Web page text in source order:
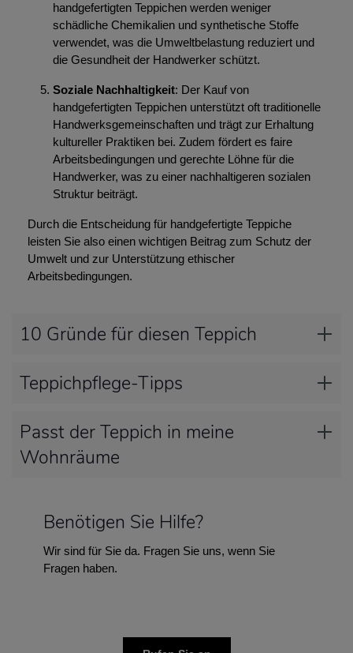
handgefertigten Teppichen werden weniger
schädliche Chemikalien und synthetische Stoffe
verwendet, was die Umweltbelastung reduziert und
die Gesundheit der Handwerker schützt.
Soziale Nachhaltigkeit: Der Kauf von
handgefertigten Teppichen unterstützt oft traditionelle
Handwerksgemeinschaften und trägt zur Erhaltung
kultureller Praktiken bei. Zudem fördert es faire
Arbeitsbedingungen und gerechte Löhne für die
Handwerker, was zu einer nachhaltigeren sozialen
Struktur beiträgt.
Durch die Entscheidung für handgefertigte Teppiche
leisten Sie also einen wichtigen Beitrag zum Schutz der
Umwelt und zur Unterstützung ethischer
Arbeitsbedingungen.
10 Gründe für diesen Teppich
Teppichpflege-Tipps
Passt der Teppich in meine
Wohnräume
Benötigen Sie Hilfe?
Wir sind für Sie da. Fragen Sie uns, wenn Sie
Fragen haben.